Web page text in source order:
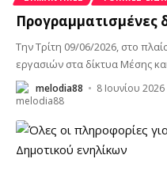
Προγραμματισμένες
Την Τρίτη 09/06/2026, στο
εργασιών στα δίκτυα Μέσης και
melodia88 8 Ιουνίου 2026